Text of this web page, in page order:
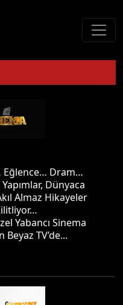
Eğlence… Dram…
Dünyaca
Almaz Hikayeler
Yabancı Sinema
Beyaz TV’de...